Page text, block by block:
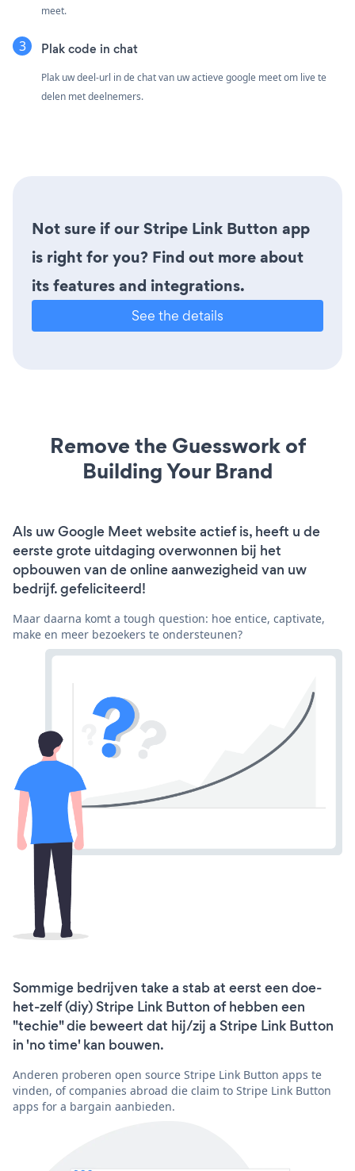
meet.
Plak code in chat
Plak uw deel-url in de chat van uw actieve google meet om live te
delen met deelnemers.
Not sure if our Stripe Link Button app
is right for you? Find out more about
its features and integrations.
See the details
Remove the Guesswork of
Building Your Brand
Als uw Google Meet website actief is, heeft u de
eerste grote uitdaging overwonnen bij het
opbouwen van de online aanwezigheid van uw
bedrijf. gefeliciteerd!
Maar daarna komt a tough question: hoe entice, captivate,
make en meer bezoekers te ondersteunen?
Sommige bedrijven take a stab at eerst een doe-
het-zelf (diy) Stripe Link Button of hebben een
"techie" die beweert dat hij/zij a Stripe Link Button
in 'no time' kan bouwen.
Anderen proberen open source Stripe Link Button apps te
vinden, of companies abroad die claim to Stripe Link Button
apps for a bargain aanbieden.